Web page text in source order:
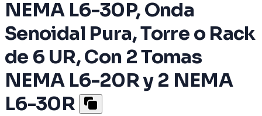
NEMA L6-30P, Onda
Senoidal Pura, Torre o Rack
de 6 UR, Con 2 Tomas
NEMA L6-20R y 2 NEMA
L6-30R